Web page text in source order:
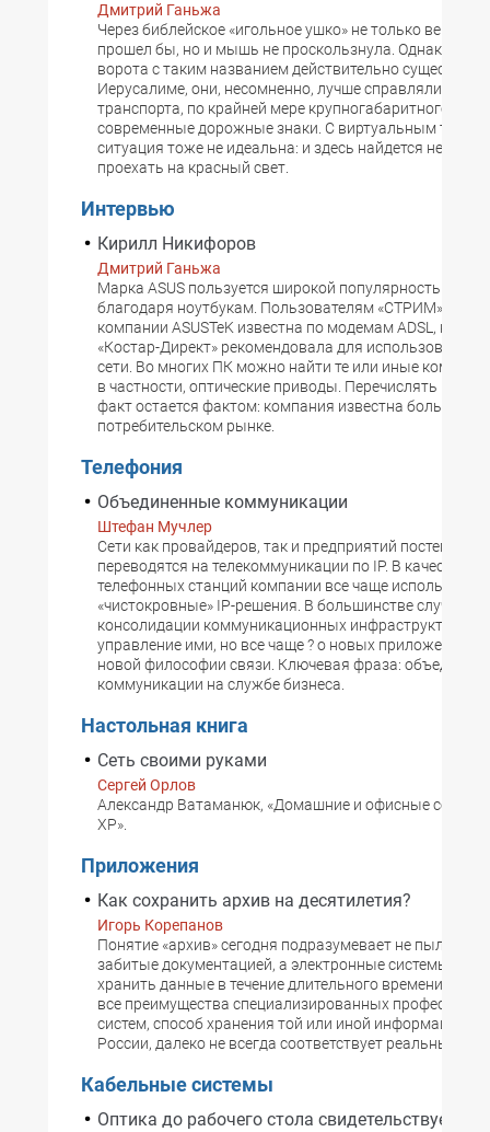
Дмитрий Ганьжа
Через библейское «игольное ушко» не только верблюд
прошел бы, но и мышь не проскользнула. Однако,
ворота с таким названием действительно
Иерусалиме, они, несомненно, лучше справлялись с
транспорта, по крайней мере крупногабаритного, чем
современные дорожные знаки. С виртуальным
ситуация тоже не идеальна: и здесь найдется немало
проехать на красный свет.
Интервью
Кирилл Никифоров
Дмитрий Ганьжа
Марка ASUS пользуется широкой популярностью
благодаря ноутбукам. Пользователям «СТРИМ»
компании ASUSTeK известна по модемам ADSL,
«Костар-Директ» рекомендовала для использования
сети. Во многих ПК можно найти те или иные
в частности, оптические приводы. Перечислять
факт остается фактом: компания известна больше на
потребительском рынке.
Телефония
Объединенные коммуникации
Штефан Мучлер
Сети как провайдеров, так и предприятий постепенно
переводятся на телекоммуникации по IP. В качестве
телефонных станций компании все чаще используют
«чистокровные» IP-решения. В большинстве случаев
консолидации коммуникационных инфраструктур,
управление ими, но все чаще ? о новых приложениях
новой философии связи. Ключевая фраза:
коммуникации на службе бизнеса.
Настольная книга
Сеть своими руками
Сергей Орлов
Александр Ватаманюк, «Домашние и офисные сети
XP».
Приложения
Как сохранить архив на десятилетия?
Игорь Корепанов
Понятие «архив» сегодня подразумевает не пыльные
забитые документацией, а электронные системы,
хранить данные в течение длительного времени.
все преимущества специализированных
систем, способ хранения той или иной информации,
России, далеко не всегда соответствует реальным
Кабельные системы
Оптика до рабочего стола свидетельствует